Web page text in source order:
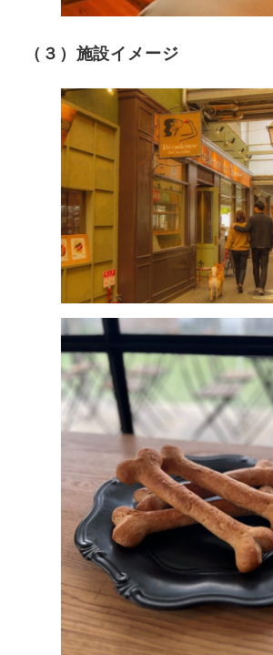
（３）施設イメージ